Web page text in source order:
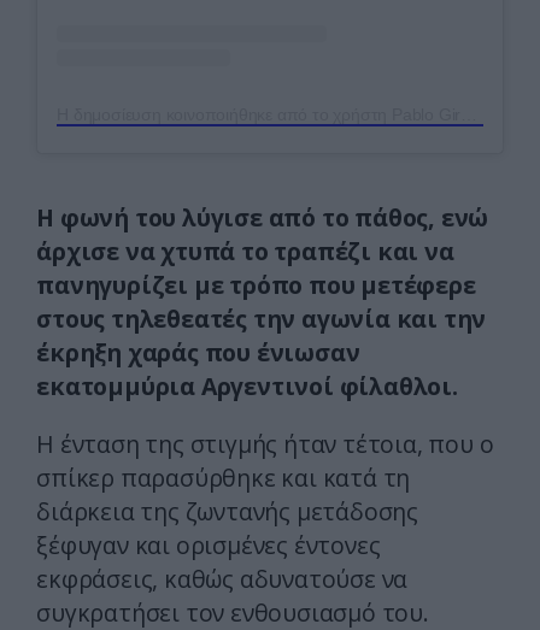
Η φωνή του λύγισε από το πάθος, ενώ
άρχισε να χτυπά το τραπέζι και να
πανηγυρίζει με τρόπο που μετέφερε
στους τηλεθεατές την αγωνία και την
έκρηξη χαράς που ένιωσαν
εκατομμύρια Αργεντινοί φίλαθλοι.
Η ένταση της στιγμής ήταν τέτοια, που ο
σπίκερ παρασύρθηκε και κατά τη
διάρκεια της ζωντανής μετάδοσης
ξέφυγαν και ορισμένες έντονες
εκφράσεις, καθώς αδυνατούσε να
συγκρατήσει τον ενθουσιασμό του.